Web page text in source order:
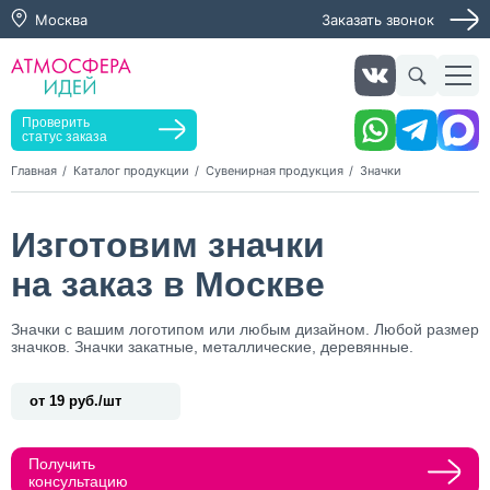
Москва Заказать звонок
Проверить
статус заказа
Главная Каталог продукции Сувенирная продукция Значки
Изготовим значки
на заказ в Москве
Значки с вашим логотипом или любым дизайном. Любой размер
значков. Значки закатные, металлические, деревянные.
от 19 руб./шт
Получить
консультацию
Заказать услугу
Оставьте заявку, мы свяжемся с вами в ближайшее
Заказать звонок
обработку персональных данных и согласие с политикой
конфиденциальности
Нажимая на кнопку, я даю согласие на получение
Оставить